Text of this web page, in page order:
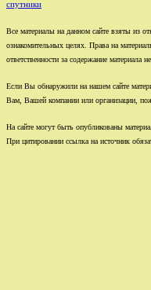
спутники
Все материалы на данном сайте взяты из
ознакомительных целях. Права на
ответственности за содержание материала не
Если Вы обнаружили на нашем сайте
Вам, Вашей компании или организации,
На сайте могут быть опубликованы
При цитировании ссылка на источник